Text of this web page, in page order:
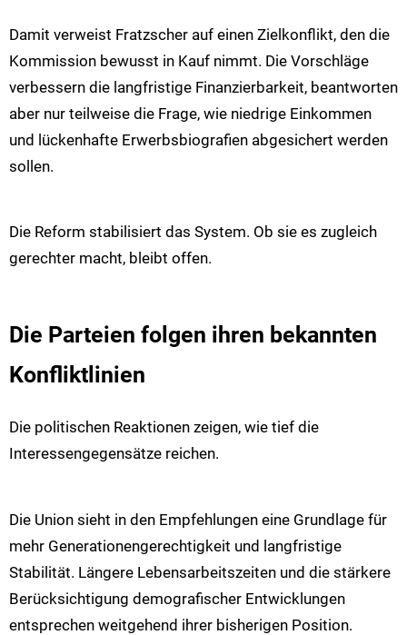
Damit verweist Fratzscher auf einen Zielkonflikt, den die
Kommission bewusst in Kauf nimmt. Die Vorschläge
verbessern die langfristige Finanzierbarkeit, beantworten
aber nur teilweise die Frage, wie niedrige Einkommen
und lückenhafte Erwerbsbiografien abgesichert werden
sollen.
Die Reform stabilisiert das System. Ob sie es zugleich
gerechter macht, bleibt offen.
Die Parteien folgen ihren bekannten
Konfliktlinien
Die politischen Reaktionen zeigen, wie tief die
Interessengegensätze reichen.
Die Union sieht in den Empfehlungen eine Grundlage für
mehr Generationengerechtigkeit und langfristige
Stabilität. Längere Lebensarbeitszeiten und die stärkere
Berücksichtigung demografischer Entwicklungen
entsprechen weitgehend ihrer bisherigen Position.